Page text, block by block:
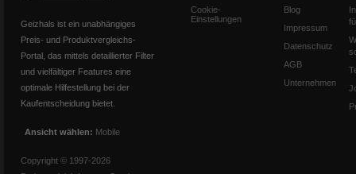
Geizhals ist ein unabhängiges
Preis- und Produktvergleichs-
Portal, das mittels detaillierter Filter
und vielfältiger Features eine
optimale Hilfestellung bei der
Kaufentscheidung bietet.
Ansicht wählen: Mobile
Copyright © 1997-2026
Cookie-
Einstellungen
Blog
Impressum
Datenschutz
AGB
Unternehmen